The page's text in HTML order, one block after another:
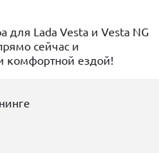
для Lada Vesta и Vesta NG
сейчас и
комфортной ездой!